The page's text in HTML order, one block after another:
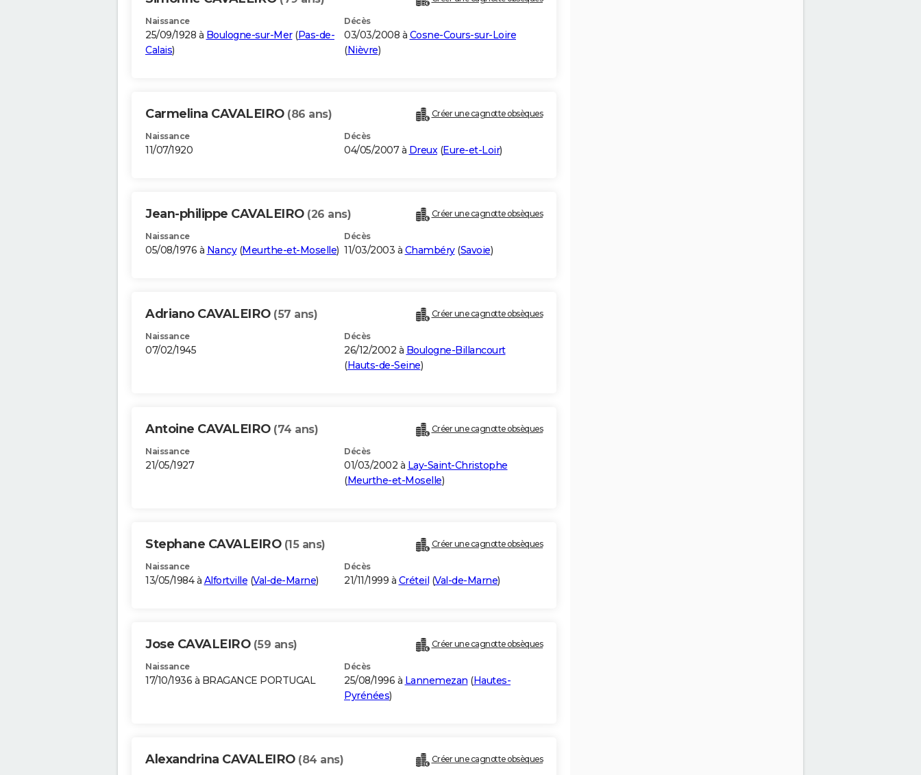
Naissance
25/09/1928 à Boulogne-sur-Mer(Pas-de-
Calais)
Décès
03/03/2008 à Cosne-Cours-sur-Loire
(Nièvre)
Carmelina CAVALEIRO (86 ans) Créer une cagnotte obsèques
Naissance
11/07/1920
Décès
04/05/2007 à Dreux(Eure-et-Loir)
Jean-philippe CAVALEIRO (26 ans) Créer une cagnotte obsèques
Naissance
05/08/1976 à Nancy(Meurthe-et-Moselle)
Décès
11/03/2003 à Chambéry(Savoie)
Adriano CAVALEIRO (57 ans) Créer une cagnotte obsèques
Naissance
07/02/1945
Décès
26/12/2002 à Boulogne-Billancourt
(Hauts-de-Seine)
Antoine CAVALEIRO (74 ans) Créer une cagnotte obsèques
Naissance
21/05/1927
Décès
01/03/2002 à Lay-Saint-Christophe
(Meurthe-et-Moselle)
Stephane CAVALEIRO (15 ans) Créer une cagnotte obsèques
Naissance
13/05/1984 à Alfortville (Val-de-Marne)
Décès
21/11/1999 à Créteil (Val-de-Marne)
Jose CAVALEIRO (59 ans) Créer une cagnotte obsèques
Naissance
17/10/1936 à BRAGANCE PORTUGAL
Décès
25/08/1996 à Lannemezan (Hautes-
Pyrénées)
Alexandrina CAVALEIRO (84 ans) Créer une cagnotte obsèques